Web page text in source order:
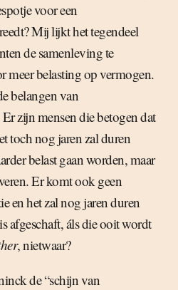
voor een
Mij lijkt het tegendeel
de samenleving te
meer belasting op vermogen.
belangen van
zijn mensen die betogen dat
toch nog jaren zal duren
belast gaan worden, maar
Er komt ook geen
en het zal nog jaren duren
afgeschaft, áls die ooit wordt
, nietwaar?
de “schijn van